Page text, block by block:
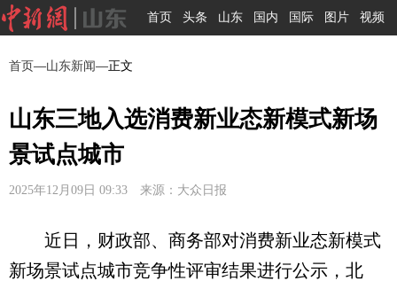
首页 头条 山东 国内 国际 图片 视频
首页—山东新闻—正文
山东三地入选消费新业态新模式新场
景试点城市
2025年12月09日 09:33 来源：大众日报
近日，财政部、商务部对消费新业态新模式
新场景试点城市竞争性评审结果进行公示，北